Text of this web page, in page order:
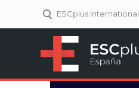
ESCplus International